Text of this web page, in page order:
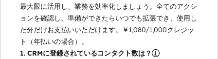
最大限に活用し、業務を効率化しましょう。全てのアクシ
ョンを確認し、準備ができたらいつでも拡張でき、使用し
た分だけお支払いいただけます。
￥1,080/1,000クレジッ
ト（年払いの場合）。
1. CRMに登録されているコンタクト数は？